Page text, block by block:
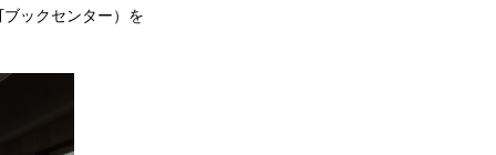
ックセンター）を